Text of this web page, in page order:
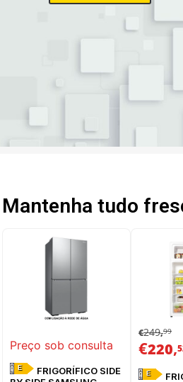
Mantenha tudo
Preço sob consulta
E
€249,99
€220,
E